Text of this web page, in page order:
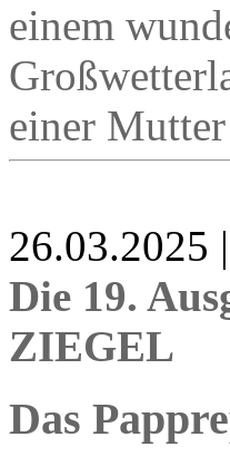
einem
einer
26.03.2025
Die 19.
ZIEGEL
Das